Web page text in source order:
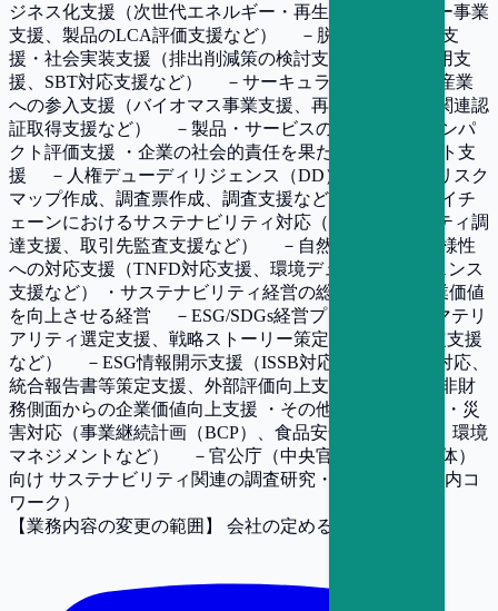
ジネス化支援（次世代エネルギー・再生可能エネルギー事業
支援、製品のLCA評価支援など） －脱炭素移行計画支
援・社会実装支援（排出削減策の検討支援、排出権活用支
援、SBT対応支援など） －サーキュラーエコノミー産業
への参入支援（バイオマス事業支援、再生事業支援、関連認
証取得支援など） －製品・サービスの社会・環境インパ
クト評価支援 ・企業の社会的責任を果たすマネジメント支
援 －人権デューディリジェンス（DD）支援 （人権リスク
マップ作成、調査票作成、調査支援など） －サプライチ
ェーンにおけるサステナビリティ対応（サステナビリティ調
達支援、取引先監査支援など） －自然資本・生物多様性
への対応支援（TNFD対応支援、環境デューディリジェンス
支援など） ・サステナビリティ経営の総合支援 ～ 企業価値
を向上させる経営 －ESG/SDGs経営プロセス支援（マテリ
アリティ選定支援、戦略ストーリー策定支援、KPI設定支援
など） －ESG情報開示支援（ISSB対応・欧州CSRD対応、
統合報告書等策定支援、外部評価向上支援など） －非財
務側面からの企業価値向上支援 ・その他 －社会安全・災
害対応（事業継続計画（BCP）、食品安全・製品安全、環境
マネジメントなど） －官公庁（中央官庁・地方自治体）
向け サステナビリティ関連の調査研究・コンサル （社内コ
ワーク）
【業務内容の変更の範囲】
会社の定める業務